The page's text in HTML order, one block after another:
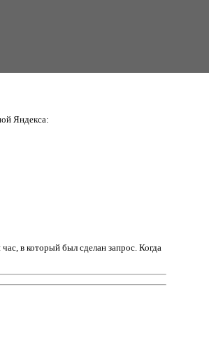
Яндекса:
в который был сделан запрос. Когда